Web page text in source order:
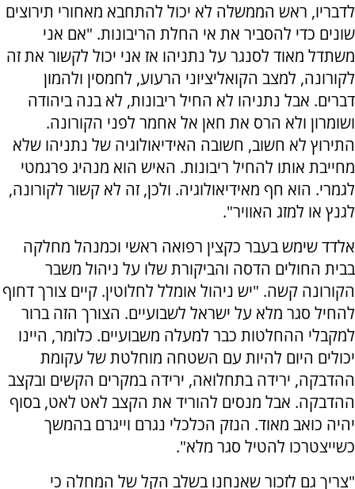
לדבריו, ראש הממשלה לא יכול להתחבא מאחורי תירוצים
שונים כדי להסביר את אי החלת הריבונות. "אם אני
משתדל מאוד לסנגר על נתניהו אז אני יכול לקשור את זה
לקורונה, למצב הקואליציוני הרעוע, לחמסין ולהמון
דברים. אבל נתניהו לא החיל ריבונות, לא בנה ביהודה
ושומרון ולא הרס את חאן אל אחמר לפני הקורונה.
התירוץ לא חשוב, חשובה האידיאולוגיה של נתניהו שלא
מחייבת אותו להחיל ריבונות. האיש הוא מנהיג פרגמטי
לגמרי. הוא חף מאידיאולוגיה. ולכן, זה לא קשור לקורונה,
לגנץ או למזג האוויר".
אלדד שימש בעבר כקצין רפואה ראשי וכמנהל מחלקה
בבית החולים הדסה והביקורת שלו על ניהול משבר
הקורונה קשה. "יש ניהול אומלל לחלוטין. קיים צורך דחוף
להחיל סגר מלא על ישראל לשבועיים. הצורך הזה ברור
למקבלי ההחלטות כבר למעלה משבועיים. כלומר, היינו
יכולים היום להיות עם השטחה מוחלטת של עקומת
ההדבקה, ירידה בתחלואה, ירידה במקרים הקשים ובקצב
ההדבקה. אבל מנסים להוריד את הקצב לאט לאט, בסוף
יהיה כואב מאוד. הנזק הכלכלי נגרם וייגרם בהמשך
כשייצטרכו להטיל סגר מלא".
"צריך גם לזכור שאנחנו בשלב הקל של המחלה כי